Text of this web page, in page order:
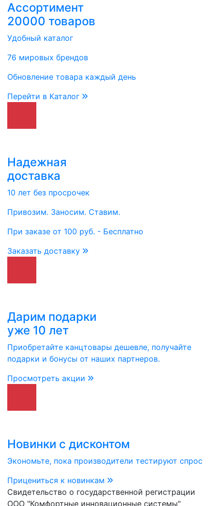
Ассортимент
20000 товаров
Удобный каталог
76 мировых брендов
Обновление товара каждый день
Перейти в Каталог
Надежная
доставка
10 лет без просрочек
Привозим. Заносим. Ставим.
При заказе от 100 руб. - Бесплатно
Заказать доставку
Дарим подарки
уже 10 лет
Приобретайте канцтовары дешевле, получайте
подарки и бонусы от наших партнеров.
Просмотреть акции
Новинки с дисконтом
Экономьте, пока производители тестируют спрос
Прицениться к новинкам
Свидетельство о государственной регистрации
ООО "Комфортные инновационные системы"